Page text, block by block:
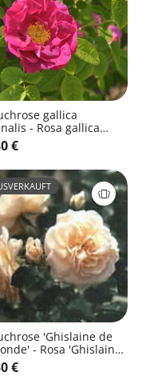
gallica
- Rosa gallica
STR
€
'Ghislaine de
- Rosa 'Ghislaine
STR
€